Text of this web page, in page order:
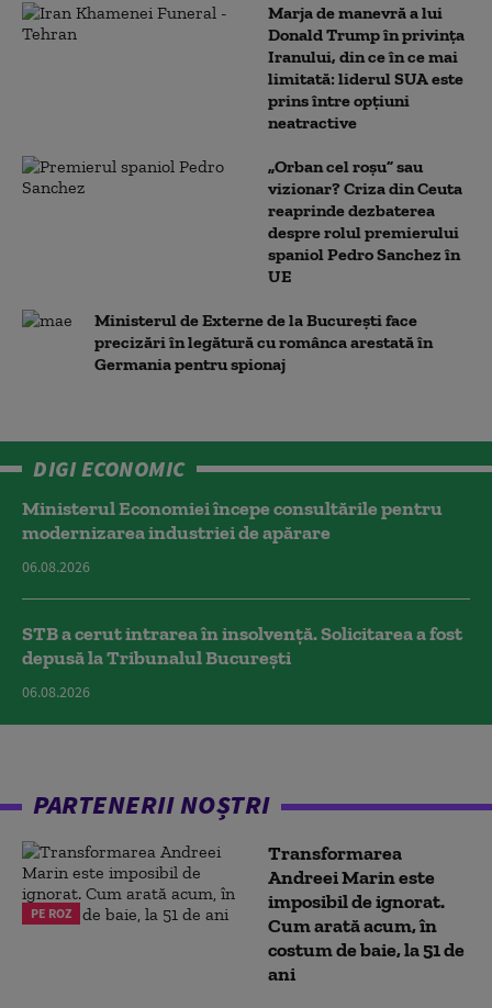
Marja de manevră a lui
Donald Trump în privința
Iranului, din ce în ce mai
limitată: liderul SUA este
prins între opțiuni
neatractive
„Orban cel roșu” sau
vizionar? Criza din Ceuta
reaprinde dezbaterea
despre rolul premierului
spaniol Pedro Sanchez în
UE
Ministerul de Externe de la București face
precizări în legătură cu românca arestată în
Germania pentru spionaj
DIGI ECONOMIC
Ministerul Economiei începe consultările pentru
modernizarea industriei de apărare
06.08.2026
STB a cerut intrarea în insolvență. Solicitarea a fost
depusă la Tribunalul București
06.08.2026
PARTENERII NOȘTRI
PE ROZ
Transformarea
Andreei Marin este
imposibil de ignorat.
Cum arată acum, în
costum de baie, la 51 de
ani